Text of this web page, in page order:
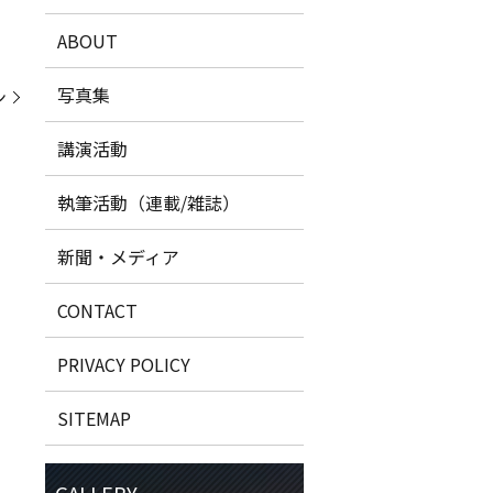
ABOUT
写真集
講演活動
執筆活動（連載/雑誌）
新聞・メディア
CONTACT
PRIVACY POLICY
SITEMAP